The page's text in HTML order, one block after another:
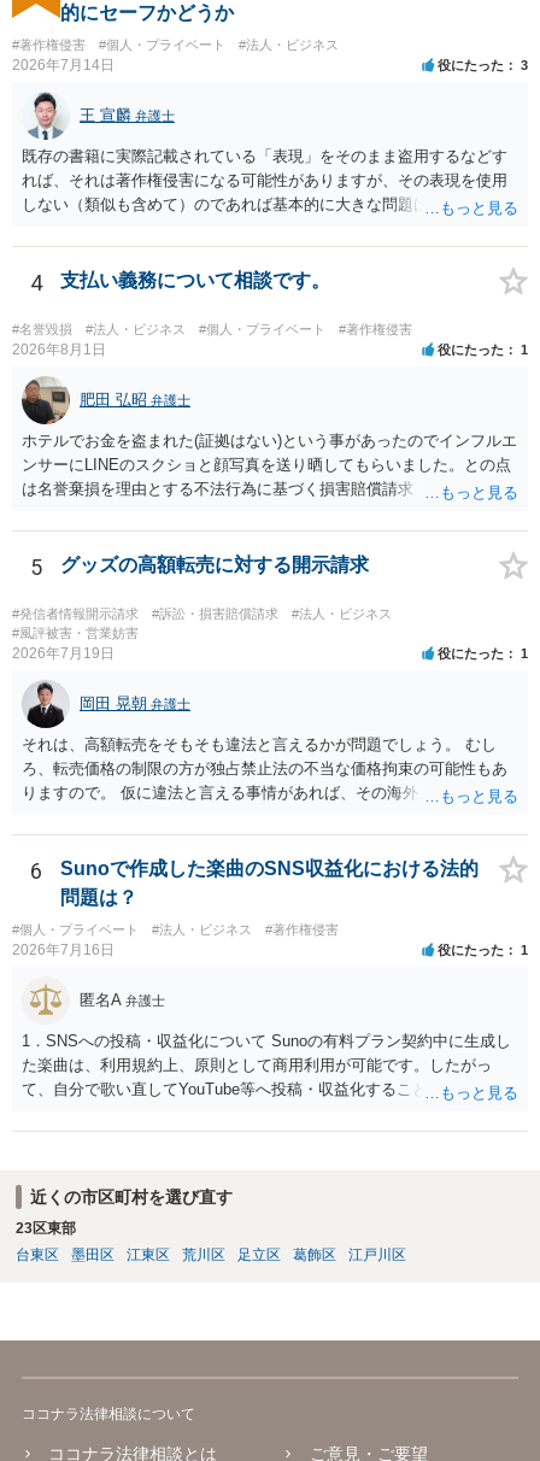
は限りません。 人物写真については、通常のSNSへの無断掲載と同
様、掲載目的、態様、必要性、本人の特定可能性等から判断されま
す。営業目的であり、本人も掲載を拒否していることは、違法性を認
める方向の事情となりますが、自動的に肖像権侵害となるわけではあ
りません。 まず、見積書、メール、チャット、デザイナーの利用規約
を確認したうえで、「提供素材及びこれを含む画面の複製・SNS掲載
を許諾しない」と書面で明確に通知することをお勧めします。すでに
掲載された場合は、URL、掲載日時、画面を保存してから削除を求め
てください。
るしかないでしょうが、そのほかには例えば投資運用業などの登録を
行っているようであれば、その所管の公的機関に問い合わせるなどさ
れてみてはいかがでしょうか。
的にセーフかどうか
#著作権侵害 #個人・プライベート #法人・ビジネス
2026年7月14日 役にたった 3
王 宣麟 弁護士
既存の書籍に実際記載されている「表現」をそのまま盗用するなどす
れば、それは著作権侵害になる可能性がありますが、その表現を使用
しない（類似も含めて）のであれば基本的に大きな問題は生じないか
現」であり、昔話の大筋や設定の骨子だけを使うのは、一般にアイデ
ア利用の範囲です。 一方で、特定の作品の文章をそのまま使うことは
もちろん、表現の選び方や展開が「その作品の本質的特徴を直接感得
できる」レベルだと、翻案や二次的著作物の問題が出ますのでこの点
はご留意ください。
4 支払い義務について相談です。
#名誉毀損 #法人・ビジネス #個人・プライベート #著作権侵害
2026年8月1日 役にたった 1
肥田 弘昭 弁護士
ホテルでお金を盗まれた(証拠はない)という事があったのでインフルエ
ンサーにLINEのスクショと顔写真を送り晒してもらいました。との点
は名誉棄損を理由とする不法行為に基づく損害賠償請求（共同不法行
その人が会社を経営しているようで仕事が飛んだとのことでその分の
賠償金と8人分の従業員の年間利益を請求すると言われています。」で
の計算がすべて損害とならないかと思いますので、損害額で争っても
良いかと思います。ご参考にしてください。
5 グッズの高額転売に対する開示請求
#発信者情報開示請求 #訴訟・損害賠償請求
#法人・ビジネス
#風評被害・営業妨害
2026年7月19日 役にたった 1
岡田 晃朝 弁護士
それは、高額転売をそもそも違法と言えるかが問題でしょう。 むし
ろ、転売価格の制限の方が独占禁止法の不当な価格拘束の可能性もあ
りますので。 仮に違法と言える事情があれば、その海外メーカーの権
ます。
6
Sunoで作成した楽曲のSNS収益化における法的
問題は？
#個人・プライベート #法人・ビジネス #著作権侵害
2026年7月16日 役にたった 1
匿名A 弁護士
1．SNSへの投稿・収益化について Sunoの有料プラン契約中に生成し
た楽曲は、利用規約上、原則として商用利用が可能です。したがっ
て、自分で歌い直してYouTube等へ投稿・収益化することも、通常は
確認してください。 2．メロディーや伴奏の使用について AIボーカル
noの規約が適用されます。有料プランで適法に生成したものであれ
ば、原則として使用可能です。 3．著作権とJASRAC登録について Su
noが商用利用を認めていても、日本法上、その楽曲に著作権が発生す
るとは限りません。AIが自動生成したメロディーや伴奏について、人
す。ただし、この権利は、Sunoが生成したメロディーや伴奏自体につ
への登録は必須ではありません。登録を希望する場合は、自分が作
詞、作曲、編曲等にどの程度創作的に関与したかを説明できることが
近くの市区町村を選び直す
23区東部
台東区
墨田区 江東区 荒川区 足立区 葛飾区 江戸川区
ココナラ法律相談について
ココナラ法律相談とは ご意見・ご要望